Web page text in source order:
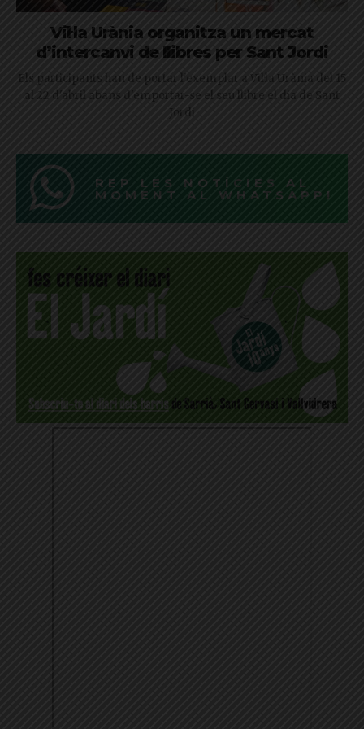
Vil·la Urània organitza un mercat
d’intercanvi de llibres per Sant Jordi
Els participants han de portar l'exemplar a Vil·la Urània del 15
al 22 d'abril abans d'emportar-se el seu llibre el dia de Sant
Jordi
REP LES NOTÍCIES AL
MOMENT AL WHATSAPP!